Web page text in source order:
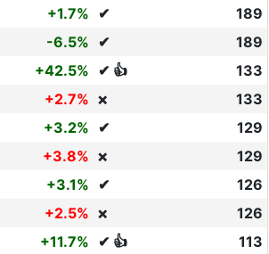
+1.7% ✔
189
-6.5% ✔
189
+42.5% ✔ 👍
133
+2.7% ❌
133
+3.2% ✔
129
+3.8% ❌
129
+3.1% ✔
126
+2.5% ❌
126
+11.7% ✔ 👍
113